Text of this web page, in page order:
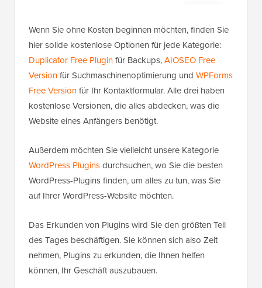
Wenn Sie ohne Kosten beginnen möchten, finden Sie
hier solide kostenlose Optionen für jede Kategorie:
Duplicator Free Pluginfür Backups,AIOSEO Free
Versionfür Suchmaschinenoptimierung und WPForms
Free Versionfür Ihr Kontaktformular. Alle drei haben
kostenlose Versionen, die alles abdecken, was die
Website eines Anfängers benötigt.
Außerdem möchten Sie vielleicht unsere Kategorie
WordPress Pluginsdurchsuchen, wo Sie die besten
WordPress-Plugins finden, um alles zu tun, was Sie
auf Ihrer WordPress-Website möchten.
Das Erkunden von Plugins wird Sie den größten Teil
des Tages beschäftigen. Sie können sich also Zeit
nehmen, Plugins zu erkunden, die Ihnen helfen
können, Ihr Geschäft auszubauen.